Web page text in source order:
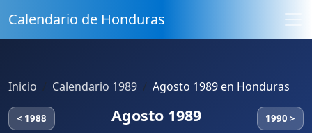
Calendario de Honduras
Inicio Calendario 1989 Agosto 1989 en Honduras
< 1988 Agosto 1989 1990 >